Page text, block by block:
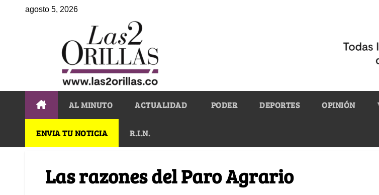
agosto 5, 2026
AL MINUTO ACTUALIDAD PODER DEPORTES OPINIÓN
ENVIA TU NOTICIA R.I.N.
Las razones del Paro Agrario